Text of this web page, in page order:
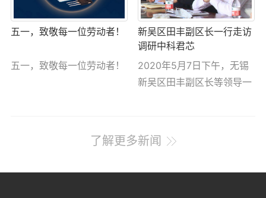
五一，致敬每一位劳动者！
五一，致敬每一位劳动者！
新吴区田丰副区长一行走访
调研中科君芯
2020年5月7日下午，无锡
新吴区田丰副区长等领导一
肖庆云总经理...
了解更多新闻